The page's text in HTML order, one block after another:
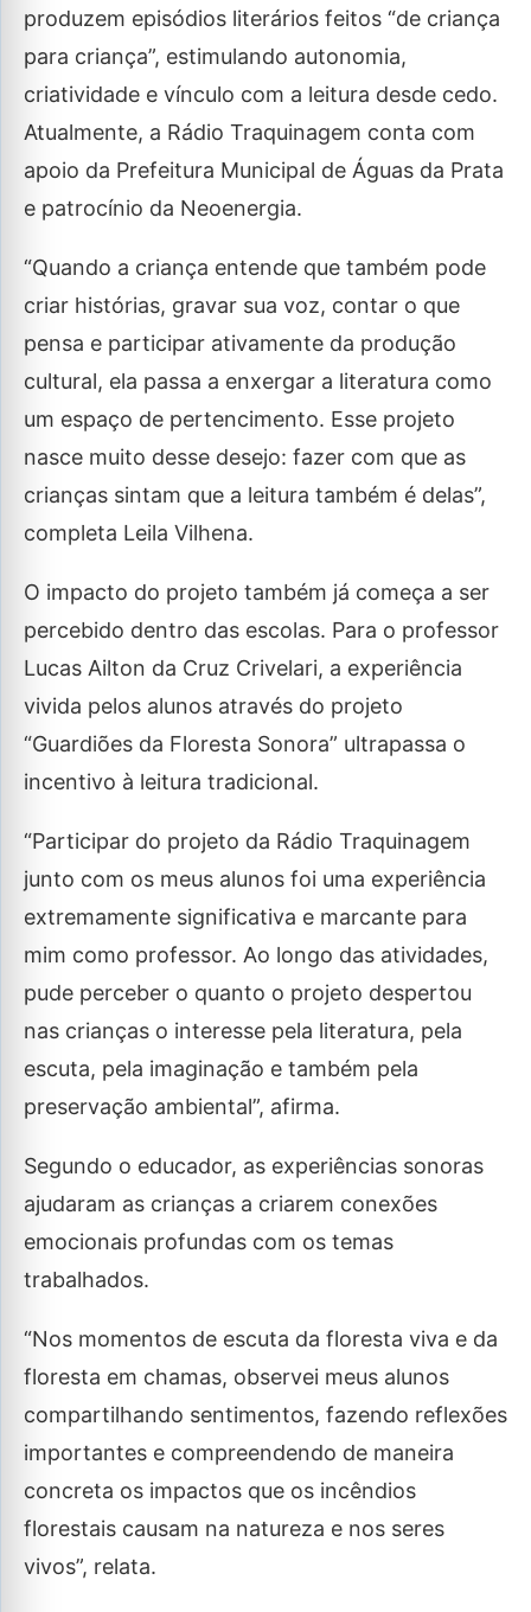
produzem episódios literários feitos “de criança
para criança”, estimulando autonomia,
criatividade e vínculo com a leitura desde cedo.
Atualmente, a Rádio Traquinagem conta com
apoio da Prefeitura Municipal de Águas da Prata
e patrocínio da Neoenergia.
“Quando a criança entende que também pode
criar histórias, gravar sua voz, contar o que
pensa e participar ativamente da produção
cultural, ela passa a enxergar a literatura como
um espaço de pertencimento. Esse projeto
nasce muito desse desejo: fazer com que as
crianças sintam que a leitura também é delas”,
completa Leila Vilhena.
O impacto do projeto também já começa a ser
percebido dentro das escolas. Para o professor
Lucas Ailton da Cruz Crivelari, a experiência
vivida pelos alunos através do projeto
“Guardiões da Floresta Sonora” ultrapassa o
incentivo à leitura tradicional.
“Participar do projeto da Rádio Traquinagem
junto com os meus alunos foi uma experiência
extremamente significativa e marcante para
mim como professor. Ao longo das atividades,
pude perceber o quanto o projeto despertou
nas crianças o interesse pela literatura, pela
escuta, pela imaginação e também pela
preservação ambiental”, afirma.
Segundo o educador, as experiências sonoras
ajudaram as crianças a criarem conexões
emocionais profundas com os temas
trabalhados.
“Nos momentos de escuta da floresta viva e da
floresta em chamas, observei meus alunos
compartilhando sentimentos, fazendo reflexões
importantes e compreendendo de maneira
concreta os impactos que os incêndios
florestais causam na natureza e nos seres
vivos”, relata.